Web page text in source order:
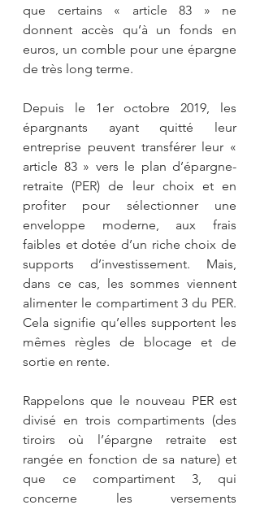
que certains « article 83 » ne
donnent accès qu’à un fonds en
euros, un comble pour une épargne
de très long terme.
Depuis le 1er octobre 2019, les
épargnants ayant quitté leur
entreprise peuvent transférer leur «
article 83 » vers le plan d’épargne-
retraite (PER) de leur choix et en
profiter pour sélectionner une
enveloppe moderne, aux frais
faibles et dotée d’un riche choix de
supports d’investissement. Mais,
dans ce cas, les sommes viennent
alimenter le compartiment 3 du PER.
Cela signifie qu’elles supportent les
mêmes règles de blocage et de
sortie en rente.
Rappelons que le nouveau PER est
divisé en trois compartiments (des
tiroirs où l’épargne retraite est
rangée en fonction de sa nature) et
que ce compartiment 3, qui
concerne les versements